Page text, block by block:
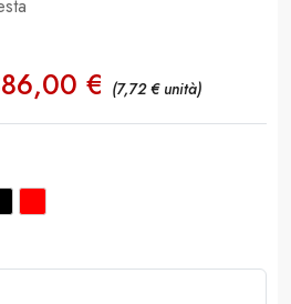
€ (7,72 € unità)